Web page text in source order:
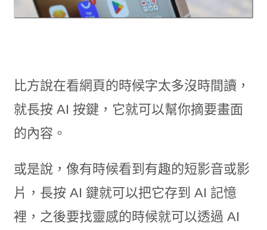
比方說在看網頁的時候字太多沒時間讀，
就長按 AI 按鍵，它就可以幫你摘要畫面
的內容。
或是說，像有時候看到有趣的短影音或影
片，長按 AI 鍵就可以把它存到 AI 記憶
裡，之後要找靈感的時候就可以透過 AI